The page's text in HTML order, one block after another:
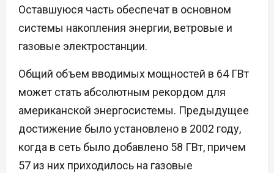
Оставшуюся часть обеспечат в основном
системы накопления энергии, ветровые и
газовые электростанции.
Общий объем вводимых мощностей в 64 ГВт
может стать абсолютным рекордом для
американской энергосистемы. Предыдущее
достижение было установлено в 2002 году,
когда в сеть было добавлено 58 ГВт, причем
57 из них приходилось на газовые